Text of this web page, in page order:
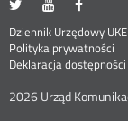
portalu
Twitter
Otwórz
nowym
oknie
portalu
Youtube
Otwórz
nowym
oknie
portalu
oknie
Stopka
menu
Dziennik Urzędowy UKE
Polityka prywatności
w
Deklaracja dostępności
2026 Urząd